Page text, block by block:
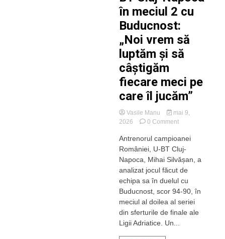
în meciul 2 cu
Buducnost:
„Noi vrem să
luptăm și să
câștigăm
fiecare meci pe
care îl jucăm”
Vasile Manu
mai 9,
2026
0 Commenton
după
victoria
obținută
de
BT
Cluj-
Napoca
în
Antrenorul campioanei
României, U-BT Cluj-
Napoca, Mihai Silvășan, a
analizat jocul făcut de
echipa sa în duelul cu
Buducnost, scor 94-90, în
meciul al doilea al seriei
din sferturile de finale ale
Ligii Adriatice. Un...